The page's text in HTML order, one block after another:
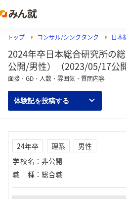
トップ コンサル/シンクタンク 日本
2024年卒日本総合研究所の
公開/男性）（2023/05/17公開
面接・GD・人数・雰囲気・質問内容
体験記を投稿する
24年卒 理系
男性
学校名 ： 非公開
職種 ： 総合職